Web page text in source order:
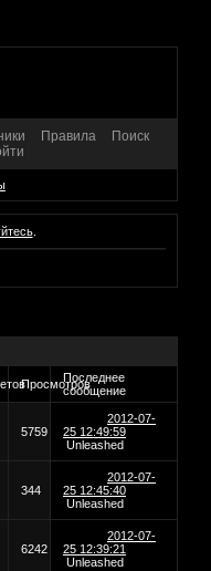
Правила
Поиск
.
ПросмотровПоследнее
сообщение
5759
2012-07-
25 12:49:59
Unleashed
344
2012-07-
25 12:45:40
Unleashed
6242
2012-07-
25 12:39:21
Unleashed